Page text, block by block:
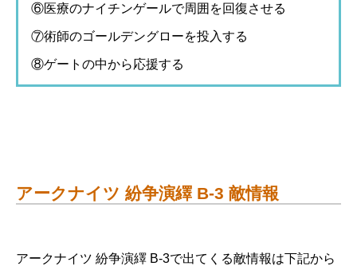
⑥医療のナイチンゲールで周囲を回復させる
⑦術師のゴールデングローを投入する
⑧ゲートの中から応援する
アークナイツ 紛争演繹 B-3 敵情報
アークナイツ 紛争演繹 B-3で出てくる敵情報は下記から